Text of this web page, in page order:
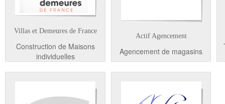
Villas et Demeures de France
Construction de Maisons
individuelles
Actif Agencement
Agencement de magasins